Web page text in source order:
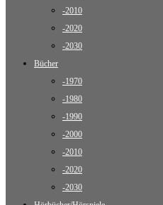
-2010
-2020
-2030
Bücher
-1970
-1980
-1990
-2000
-2010
-2020
-2030